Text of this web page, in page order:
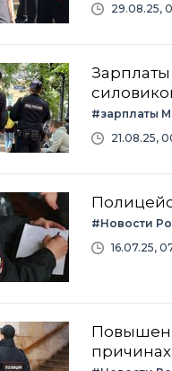
29.08.25,
#зарплаты
21.08.25,
#Новости
16.07.25,